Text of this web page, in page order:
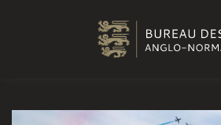
Passer au contenu principal